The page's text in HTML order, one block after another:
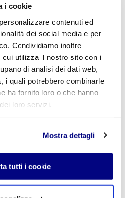
i cookie
contenuti ed
dei social media e per
Condividiamo inoltre
cui utilizza il nostro sito con i
di analisi dei dati web,
i quali potrebbero combinarle
ha fornito loro o che hanno
loro servizi.
Mostra dettagli
tutti i cookie
Eco:
sito-
5D INFO)
efwfwef.edgeone.app/(Sergio
Privata Milano – Scuola
Istituto Tecnico
Umane e Liceo Scientifico
Fulvio Testi, 7 Milano – Tel.